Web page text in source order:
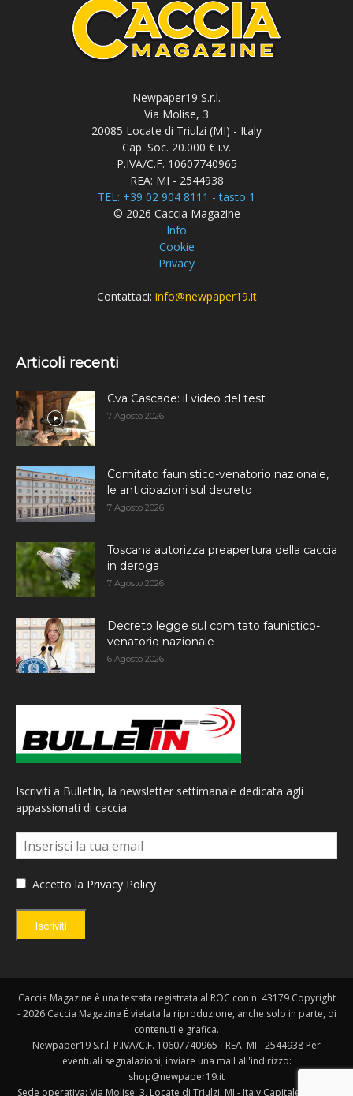
Newpaper19 S.r.l.
Via Molise, 3
20085 Locate di Triulzi (MI) - Italy
Cap. Soc. 20.000 € i.v.
P.IVA/C.F. 10607740965
REA: MI - 2544938
TEL: +39 02 904 8111 - tasto 1
© 2026 Caccia Magazine
Info
Cookie
Privacy
Contattaci: info@newpaper19.it
Articoli recenti
Cva Cascade: il video del test
7 Agosto 2026
Comitato faunistico-venatorio nazionale,
le anticipazioni sul decreto
7 Agosto 2026
Toscana autorizza preapertura della caccia
in deroga
7 Agosto 2026
Decreto legge sul comitato faunistico-
venatorio nazionale
6 Agosto 2026
Iscriviti a BulletIn, la newsletter settimanale dedicata agli
appassionati di caccia.
Accetto la Privacy Policy
Iscriviti
Caccia Magazine è una testata registrata al ROC con n. 43179 Copyright
- 2026 Caccia Magazine È vietata la riproduzione, anche solo in parte, di
contenuti e grafica.
Newpaper19 S.r.l. P.IVA/C.F. 10607740965 - REA: MI - 2544938 Per
eventuali segnalazioni, inviare una mail all'indirizzo:
shop@newpaper19.it
Sede operativa: Via Molise, 3, Locate di Triulzi, MI - Italy Capitale Sociale: